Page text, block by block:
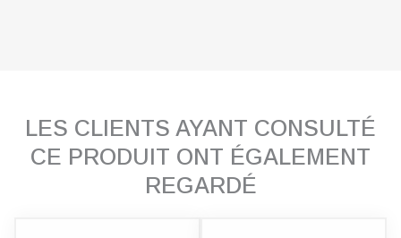
LES CLIENTS AYANT CONSULTÉ
CE PRODUIT ONT ÉGALEMENT
REGARDÉ